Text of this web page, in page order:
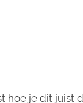
hoe je dit